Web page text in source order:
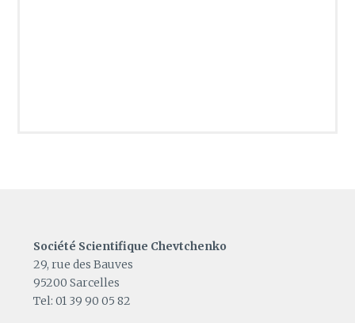
Société Scientifique Chevtchenko
29, rue des Bauves
95200 Sarcelles
Tel: 01 39 90 05 82